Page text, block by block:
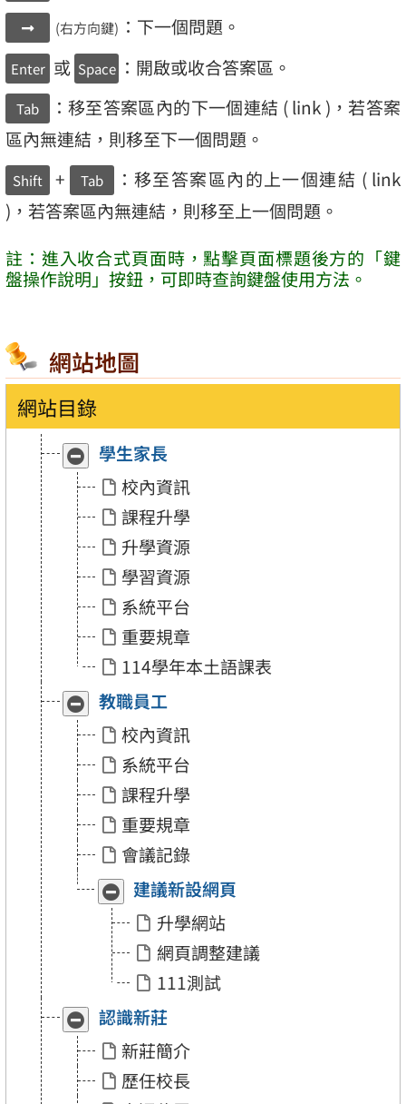
(右方向鍵) ：下一個問題。
Enter 或 Space ：開啟或收合答案區。
Tab
：移至答案區內的下一個連結 ( link )，若答案
區內無連結，則移至下一個問題。
Shift + Tab
：移至答案區內的上一個連結 ( link
)，若答案區內無連結，則移至上一個問題。
註：進入收合式頁面時，點擊頁面標題後方的「鍵
盤操作說明」按鈕，可即時查詢鍵盤使用方法。
網站地圖
網站目錄
收
合
「學
家
長」
展
開
「學
家
長」
學生家長
校內資訊
課程升學
升學資源
學習資源
系統平台
重要規章
114學年本土語課表
收
合
「教
員
工」
展
開
「教
員
工」
教職員工
校內資訊
系統平台
課程升學
重要規章
會議記錄
收
合
「建
新
設
頁」
展
開
「建
新
設
頁」
建議新設網頁
升學網站
網頁調整建議
111測試
收
合
「認
新
展
開
「認
新
認識新莊
新莊簡介
歷任校長